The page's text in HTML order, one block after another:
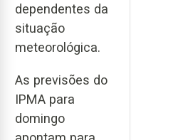
dependentes da
situação
meteorológica.
As previsões do
IPMA para
domingo